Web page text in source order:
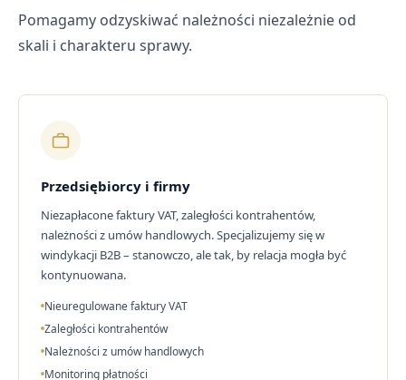
Pomagamy odzyskiwać należności niezależnie od
skali i charakteru sprawy.
Przedsiębiorcy i firmy
Niezapłacone faktury VAT, zaległości kontrahentów,
należności z umów handlowych. Specjalizujemy się w
windykacji B2B – stanowczo, ale tak, by relacja mogła być
kontynuowana.
Nieuregulowane faktury VAT
Zaległości kontrahentów
Należności z umów handlowych
Monitoring płatności